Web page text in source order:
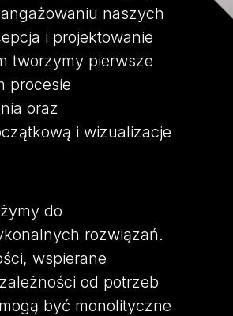
naszych
i projektowanie
tworzymy pierwsze
procesie
oraz
i wizualizacje
do
rozwiązań.
wspierane
od potrzeb
być monolityczne